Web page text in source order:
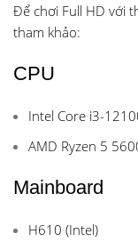
Để chơi Full HD với
tham khảo:
CPU
Intel Core i3-
AMD Ryzen 5
Mainboard
H610 (Intel)